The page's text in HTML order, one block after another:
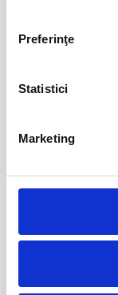
Preferinţe
Statistici
Marketing